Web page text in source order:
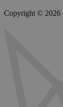
Copyright © 2026